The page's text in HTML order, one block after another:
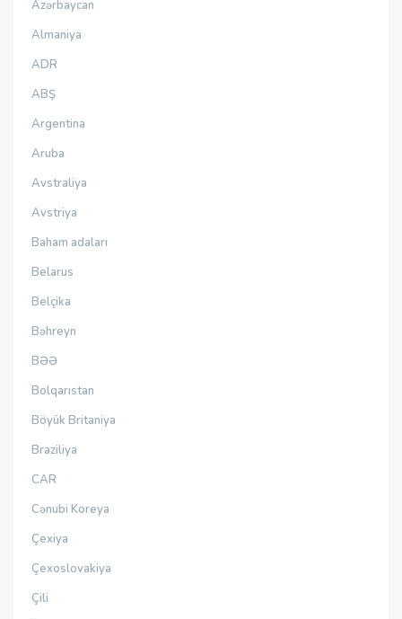
Azərbaycan
Almaniya
ADR
ABŞ
Argentina
Aruba
Avstraliya
Avstriya
Baham adaları
Belarus
Belçika
Bəhreyn
BƏƏ
Bolqarıstan
Böyük Britaniya
Braziliya
CAR
Cənubi Koreya
Çexiya
Çexoslovakiya
Çili